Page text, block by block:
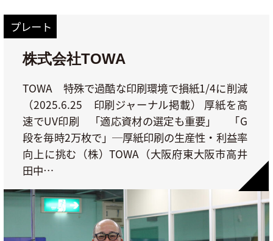
プレート
株式会社TOWA
TOWA 特殊で過酷な印刷環境で損紙1/4に削減
（2025.6.25 印刷ジャーナル掲載） 厚紙を高
速でUV印刷 「適応資材の選定も重要」 「G
段を毎時2万枚で」─厚紙印刷の生産性・利益率
向上に挑む（株）TOWA（大阪府東大阪市高井
田中…